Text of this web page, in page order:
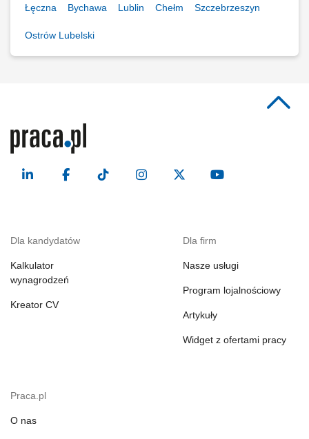
Łęczna Bychawa Lublin Chełm Szczebrzeszyn
Ostrów Lubelski
Dla kandydatów
Kalkulator
wynagrodzeń
Kreator CV
Dla firm
Nasze usługi
Program lojalnościowy
Artykuły
Widget z ofertami pracy
Praca.pl
O nas